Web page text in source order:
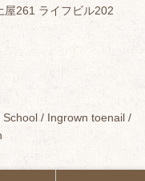
屋261 ライフビル202
School
Ingrown toenail